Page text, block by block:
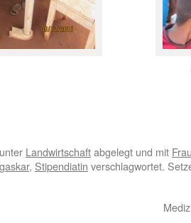
Landwirtschaftabgelegt und mit
, Stipendiatin verschlagwortet.